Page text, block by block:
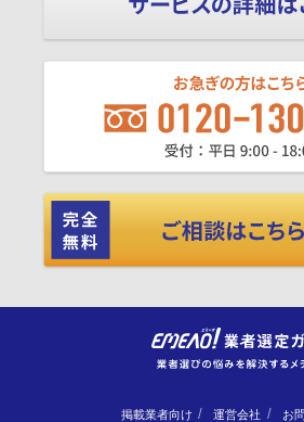
掲載業者向け 運営会社 お